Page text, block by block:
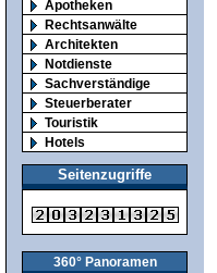
Apotheken
Rechtsanwälte
Architekten
Notdienste
Sachverständige
Steuerberater
Touristik
Hotels
Seitenzugriffe
360° Panoramen